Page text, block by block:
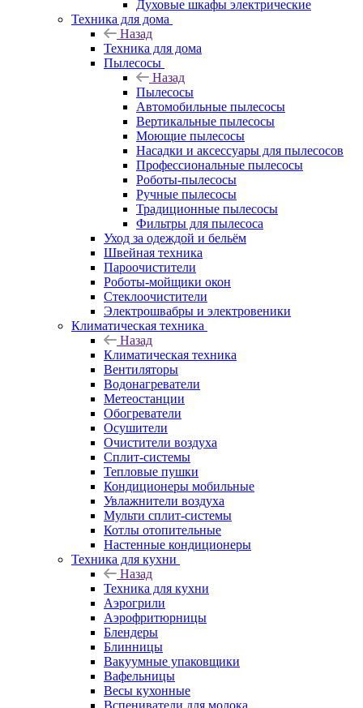
Духовые шкафы электрические
Техника для дома
Назад
Техника для дома
Пылесосы
Назад
Пылесосы
Автомобильные пылесосы
Вертикальные пылесосы
Моющие пылесосы
Насадки и аксессуары для пылесосов
Профессиональные пылесосы
Роботы-пылесосы
Ручные пылесосы
Традиционные пылесосы
Фильтры для пылесоса
Уход за одеждой и бельём
Швейная техника
Пароочистители
Роботы-мойщики окон
Стеклоочистители
Электрошвабры и электровеники
Климатическая техника
Назад
Климатическая техника
Вентиляторы
Водонагреватели
Метеостанции
Обогреватели
Осушители
Очистители воздуха
Сплит-системы
Тепловые пушки
Кондиционеры мобильные
Увлажнители воздуха
Мульти сплит-системы
Котлы отопительные
Настенные кондиционеры
Техника для кухни
Назад
Техника для кухни
Аэрогрили
Аэрофритюрницы
Блендеры
Блинницы
Вакуумные упаковщики
Вафельницы
Весы кухонные
Вспениватели для молока